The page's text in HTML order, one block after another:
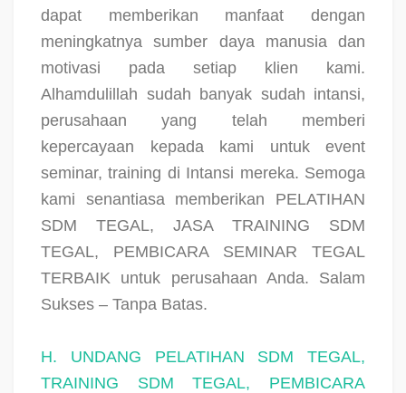
dapat memberikan manfaat dengan
meningkatnya sumber daya manusia dan
motivasi pada setiap klien kami.
Alhamdulillah sudah banyak sudah intansi,
perusahaan yang telah memberi
kepercayaan kepada kami untuk event
seminar, training di Intansi mereka. Semoga
kami senantiasa memberikan PELATIHAN
SDM TEGAL, JASA TRAINING SDM
TEGAL, PEMBICARA SEMINAR TEGAL
TERBAIK untuk perusahaan Anda. Salam
Sukses – Tanpa Batas.
H. UNDANG PELATIHAN SDM TEGAL,
TRAINING SDM TEGAL, PEMBICARA